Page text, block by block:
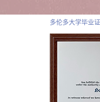
多伦多大学毕业